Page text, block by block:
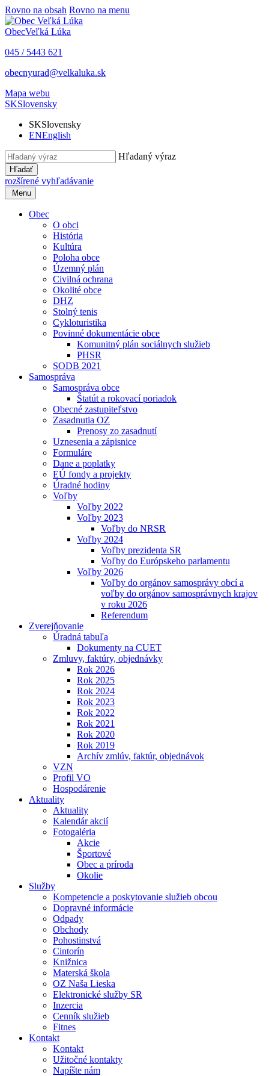
Rovno na obsah Rovno na menu
ObecVeľká Lúka
045 / 5443 621
obecnyurad@velkaluka.sk
Mapa webu
SKSlovensky
SKSlovensky
ENEnglish
Hľadaný výraz
Hľadať
rozšírené vyhľadávanie
Menu
Obec
O obci
História
Kultúra
Poloha obce
Územný plán
Civilná ochrana
Okolité obce
DHZ
Stolný tenis
Cykloturistika
Povinné dokumentácie obce
Komunitný plán sociálnych služieb
PHSR
SODB 2021
Samospráva
Samospráva obce
Štatút a rokovací poriadok
Obecné zastupiteľstvo
Zasadnutia OZ
Prenosy zo zasadnutí
Uznesenia a zápisnice
Formuláre
Dane a poplatky
EÚ fondy a projekty
Úradné hodiny
Voľby
Voľby 2022
Voľby 2023
Voľby do NRSR
Voľby 2024
Voľby prezidenta SR
Voľby do Európskeho parlamentu
Voľby 2026
Voľby do orgánov samosprávy obcí a
voľby do orgánov samosprávnych krajov
v roku 2026
Referendum
Zverejňovanie
Úradná tabuľa
Dokumenty na CUET
Zmluvy, faktúry, objednávky
Rok 2026
Rok 2025
Rok 2024
Rok 2023
Rok 2022
Rok 2021
Rok 2020
Rok 2019
Archív zmlúv, faktúr, objednávok
VZN
Profil VO
Hospodárenie
Aktuality
Aktuality
Kalendár akcií
Fotogaléria
Akcie
Športové
Obec a príroda
Okolie
Služby
Kompetencie a poskytovanie služieb obcou
Dopravné informácie
Odpady
Obchody
Pohostinstvá
Cintorín
Knižnica
Materská škola
OZ Naša Lieska
Elektronické služby SR
Inzercia
Cenník služieb
Fitnes
Kontakt
Kontakt
Užitočné kontakty
Napíšte nám